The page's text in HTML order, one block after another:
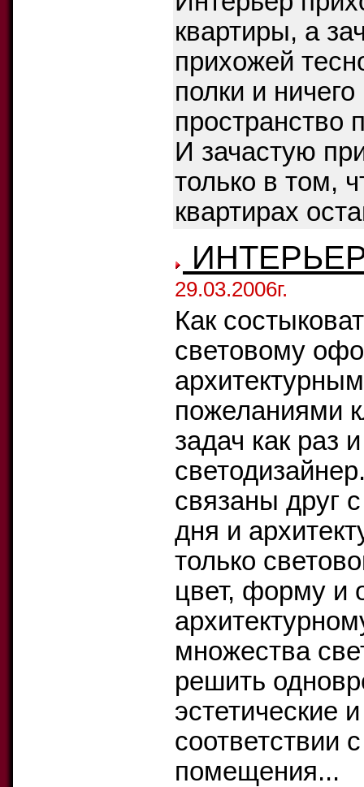
квартиры, а
прихожей
полки и
пространство
И зачастую
только в том,
квартирах
29.03.2006г.
Как
световому
пожеланиями
задач как раз
связаны друг
дня и
только
цвет, форму и
множества
решить
эстетические
соответствии
помещения...